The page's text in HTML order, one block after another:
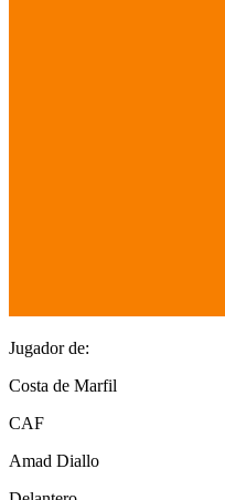
Jugador de:
Costa de Marfil
CAF
Amad Diallo